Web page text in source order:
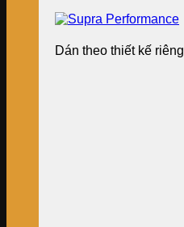
Dán theo thiết kế riêng